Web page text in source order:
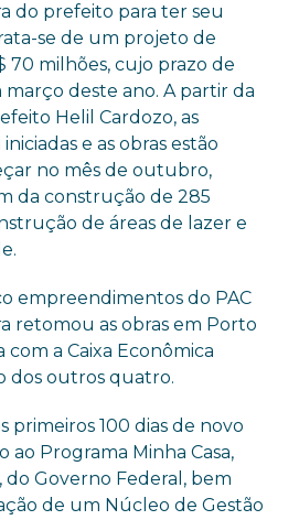
do prefeito para ter seu
se de um projeto de
70 milhões, cujo prazo de
março deste ano. A partir da
Helil Cardozo, as
e as obras estão
no mês de outubro,
da construção de 285
de áreas de lazer e
empreendimentos do PAC
retomou as obras em Porto
com a Caixa Econômica
dos outros quatro.
primeiros 100 dias de novo
ao Programa Minha Casa,
do Governo Federal, bem
de um Núcleo de Gestão